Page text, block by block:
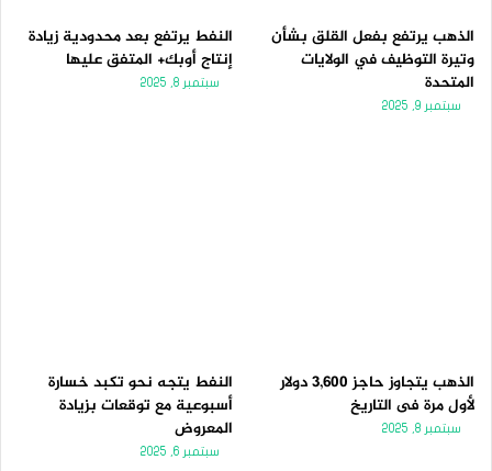
الذهب يرتفع بفعل القلق بشأن
وتيرة التوظيف في الولايات
المتحدة
سبتمبر 9, 2025
النفط يرتفع بعد محدودية زيادة
إنتاج أوبك+ المتفق عليها
سبتمبر 8, 2025
الذهب يتجاوز حاجز 3,600 دولار
لأول مرة فى التاريخ
سبتمبر 8, 2025
النفط يتجه نحو تكبد خسارة
أسبوعية مع توقعات بزيادة
المعروض
سبتمبر 6, 2025